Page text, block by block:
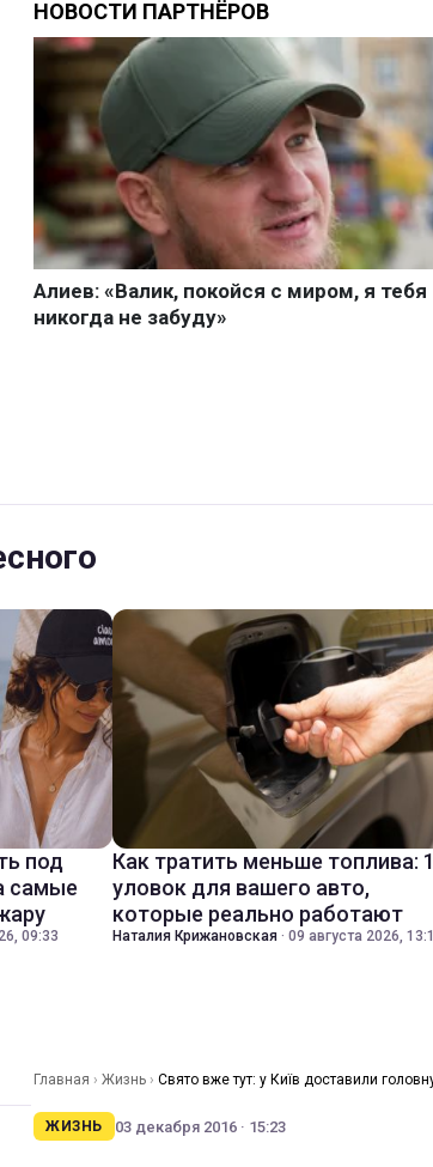
под
самые
09:33
Как тратить меньше топлива:
уловок для вашего авто,
которые реально работают
Наталия Крижановская · 09 августа 2026,
Главная › Жизнь › Свято вже тут: у Київ доставили
ЖИЗНЬ 03 декабря 2016 · 15:23